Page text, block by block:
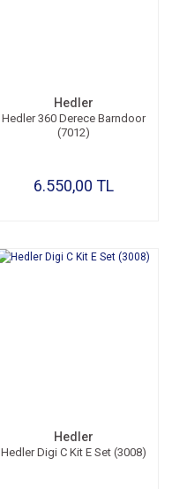
Hedler
Hedler 360 Derece Barndoor
(7012)
6.550,00 TL
Hedler
Hedler Digi C Kit E Set (3008)